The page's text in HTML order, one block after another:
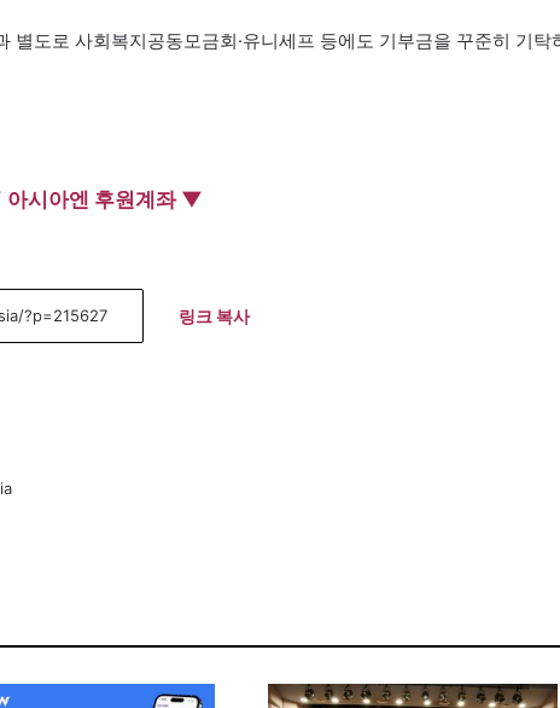
별도로 사회복지공동모금회·유니세프 등에도 기부금을 꾸준히 기탁
시아엔 후원계좌 ▼
링크 복사